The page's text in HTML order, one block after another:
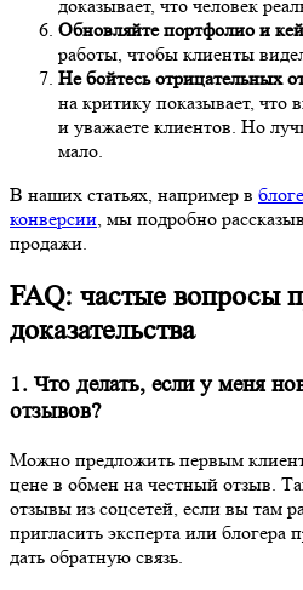
доказывает, что человек
Обновляйте портфолио и
работы, чтобы клиенты
Не бойтесь отрицательных
на критику показывает, что
и уважаете клиентов. Но
мало.
В наших статьях, например в
конверсии, мы подробно
продажи.
FAQ: частые вопросы
доказательства
1. Что делать, если у меня
отзывов?
Можно предложить первым
цене в обмен на честный отзыв.
отзывы из соцсетей, если вы там
пригласить эксперта или блогера
дать обратную связь.